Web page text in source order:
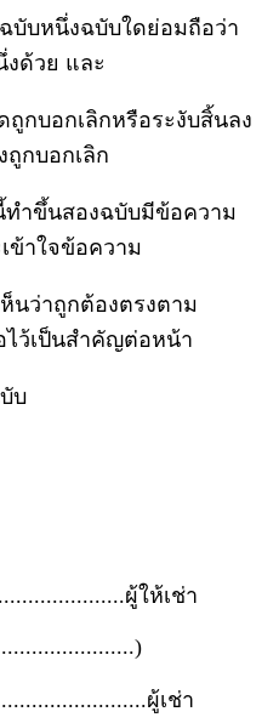
บหนึ่งฉบับใดย่อมถือว่า
ด้วย และ
กบอกเลิกหรือระงับสิ้นลง
กบอกเลิก
ำขึ้นสองฉบับมีข้อความ
ข้าใจข้อความ
นว่าถูกต้องตรงตาม
ว้เป็นสำคัญต่อหน้า
บ
ผู้ให้เช่า
ผู้เช่า